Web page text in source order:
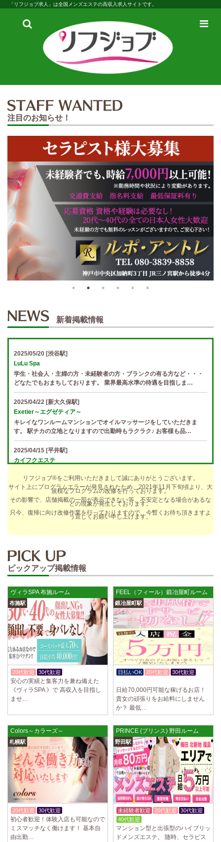
「リフジョブ求人」は全国メンズエステの高収入求人サイトです。
検
メ
注目のお知らせ！
新着掲載情報
2025/05/20 [渋谷駅]
LuLu Spa
学生・社会人・主婦の方・未経験者の方・ブランクの有る方など・・・
どなたでもおまちしております。 業界最高水準の待遇を目指しま…
2025/04/22 [新大久保駅]
Exetier～エグゼティア～
キレイなワンルームマンションでオイルマッサージをしていただきま
す。 駅チカの立地となりますので出勤時もラクラク♪ お客様も品…
2025/04/15 [平井駅]
カイフクエステ
り♪ 日給5万円以上可！人によっては10万円も★ 全額日払い＆…
2025/04/14
[小倉駅]
The Ritz cache (ザ リッツ カシェ)
歩合率・RANK昇格制度 給与保証・アリバイ対策・送迎など、 快適なお
sirena (シレーナ) 春日井ルーム
制服あり、ノルマ、罰金なし 高額報酬が稼げるだけでなく、高待遇や手
厚い福利厚生を完備しております！ぜひご活用ください♪ 指名…
2025/04/12[伏見駅]
sirena (シレーナ) 錦ルーム
制服あり、ノルマ、罰金なし 高額報酬が稼げるだけでなく、高待遇や手
厚い福利厚生を完備しております！ぜひご活用ください♪ 指名…
2025/04/09 [藤が丘駅]
sirena (シレーナ) 名東ルーム
制服あり、ノルマ、罰金なし 高額報酬が稼げるだけでなく、高待遇や手
厚い福利厚生を完備しております！ぜひご活用ください♪ 指名…
2025/04/08[勝川駅]
Cat’s (キャッツ)
18歳以上（高校生不可） オープンニングセラピストさん大募集！ 営業時
2025/04/05 [日本橋駅]
Aroma de Banana (あろばな)
オープンにつきセラピスト大募集！！ 求人探しに苦労されている貴方様
に朗報です！ 当店では講習制度を徹底しています。 セクハラ…
2025/04/04
LoveCHU (ラブチュ) 吉祥寺ルーム
やる気のあるセラピスト大募集！ 「本気で稼ぎたい！」「もっと人気セ
ラピストになりたい！」 そんなあなたを全力でサポートします…
2025/04/04
リフジョブ®をご利用いただきまして誠にありがとうございます。
サイト上にプログラムエラーが発見されたため、2021年11月下旬頃より、大
規模なプログラムの改修を行っております。
その影響で、店舗掲載の一部が表示できない等、不安定となる場合があるな
どの現象が発生しております。
只今、復帰に向け改修作業を行っておりますので、今暫くお待ち頂きますよ
う宜しくお願い申し上げます。
ピックアップ掲載情報
ヴィラSPA 布施ルーム
布施駅
20代歓迎 30代歓迎
安心の実績と集客力を兼ね備えた
《ヴィラSPA 》で 高収入を目指し
ませ…
FEEL（フィール）鍛冶屋町ルーム
鍛冶屋町駅
日払いOK 20代歓迎
30代歓迎
日給70,000円可能な稼げるお店！
貴女の頑張りをお給料にしません
か？ 最低…
Colors～カラーズ～
札幌駅
20代歓迎 30代歓迎
初心者歓迎！体験入店も可能なので
ミスマッチなく働けます！ 基本自
由出勤…
PRINCE (プリンス) 野田ルーム
野田駅
未経験者歓迎 20代歓迎
30代歓迎
40代歓迎
マンション型と出張型のハイブリッ
ドメンズエステ。 随時、セラピス